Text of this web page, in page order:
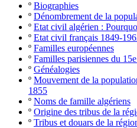
º Biographies
º Dénombrement de la
º Etat civil algérien :
º Etat civil français 1849-
º Familles européennes
º Familles parisiennes du
º Généalogies
º Mouvement de la
1855
º Noms de famille algériens
º Origine des tribus de la
º Tribus et douars de la